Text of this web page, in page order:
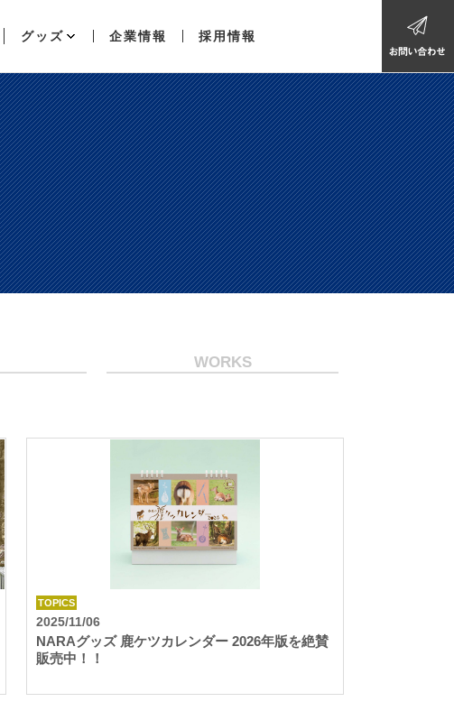
グッズ 企業情報 採用情報
WORKS
TOPICS
2025/11/06
NARAグッズ 鹿ケツカレンダー 2026年版を絶賛
販売中！！